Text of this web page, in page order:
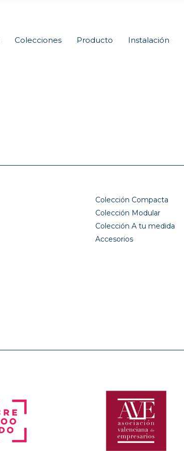
Colecciones Producto Instalación
Colección Compacta
Colección Modular
Colección A tu medida
Accesorios